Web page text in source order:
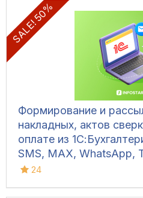
SALE! 50%
Формирование и
накладных, актов
оплате из
SMS, MAX, WhatsApp,
24